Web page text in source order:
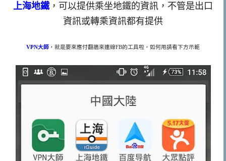
上海地鐵，可以提供乘坐地鐵的資訊，不管是出口
資訊或轉乘資訊都有提供
VPN大師 ，就是要來應付翻牆來連線FB的工具啦，如何用請看下方示範